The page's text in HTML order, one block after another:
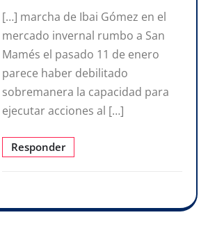
[…] marcha de Ibai Gómez en el
mercado invernal rumbo a San
Mamés el pasado 11 de enero
parece haber debilitado
sobremanera la capacidad para
ejecutar acciones al […]
Responder